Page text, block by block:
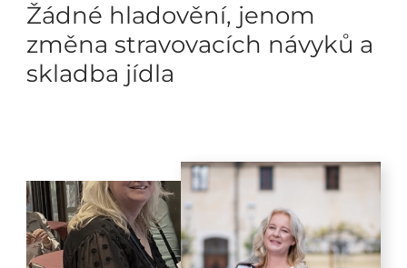
Žádné hladovění, jenom
změna stravovacích návyků a
skladba jídla